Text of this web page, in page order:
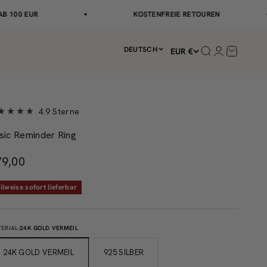
KOSTENFREIE RETOUREN
DEUTSCH EUR € Suche öffnen
4.9Sterne
Reminder Ring
sofort lieferbar
24K GOLD VERMEIL
24K GOLD VERMEIL 925 SILBER